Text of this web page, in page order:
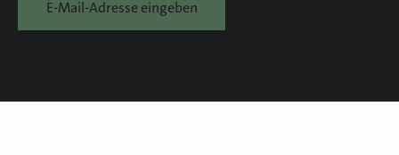
E-Mail-Adresse eingeben